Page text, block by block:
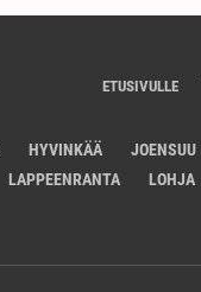
ETUSIVULLE
HYVINKÄÄ JOENSUU
LAPPEENRANTA LOHJA